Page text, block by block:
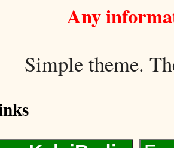
Any
Simple theme.